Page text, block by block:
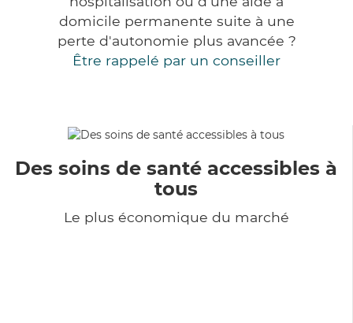
domicile permanente suite à une
perte d'autonomie plus avancée ?
Être rappelé par un conseiller
Des soins de santé accessibles à
tous
Le plus économique du marché